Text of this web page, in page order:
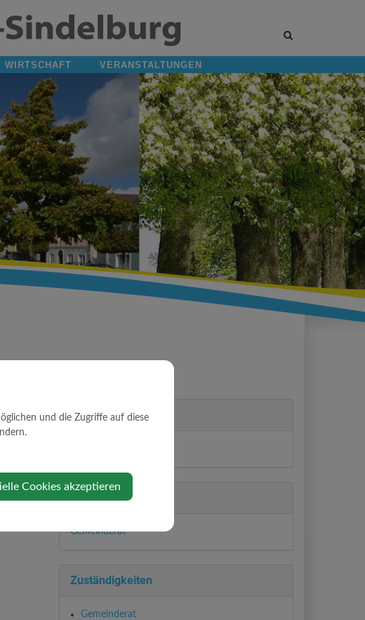
Site
WIRTSCHAFT VERANSTALTUNGEN
Partei
Abteilung
Gemeinderat
Zuständigkeiten
Gemeinderat
und die Zugriffe auf diese
Cookies akzeptieren